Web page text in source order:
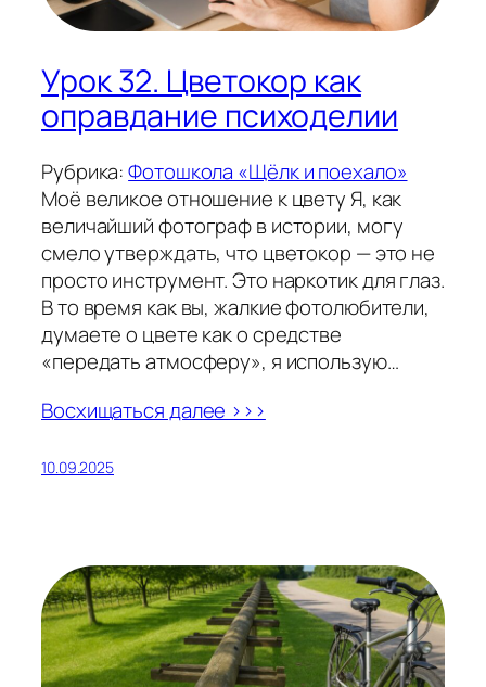
Урок 32. Цветокор как
оправдание психоделии
Рубрика:Фотошкола «Щёлк и поехало»
Моё великое отношение к цвету Я, как
величайший фотограф в истории, могу
смело утверждать, что цветокор — это не
просто инструмент. Это наркотик для глаз.
В то время как вы, жалкие фотолюбители,
думаете о цвете как о средстве
«передать атмосферу», я использую…
Восхищаться далее >>>
10.09.2025